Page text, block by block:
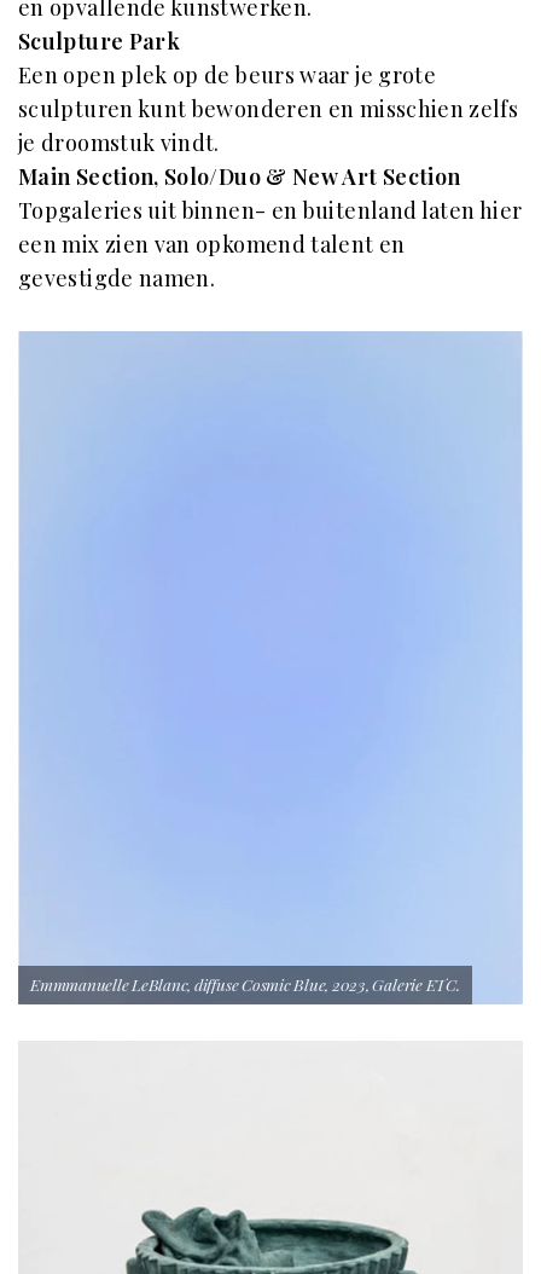
en opvallende kunstwerken.
Sculpture Park
Een open plek op de beurs waar je grote
sculpturen kunt bewonderen en misschien zelfs
je droomstuk vindt.
Main Section, Solo/Duo & New Art Section
Topgaleries uit binnen- en buitenland laten hier
een mix zien van opkomend talent en
gevestigde namen.
Emmmanuelle LeBlanc, diffuse Cosmic Blue, 2023, Galerie ETC.